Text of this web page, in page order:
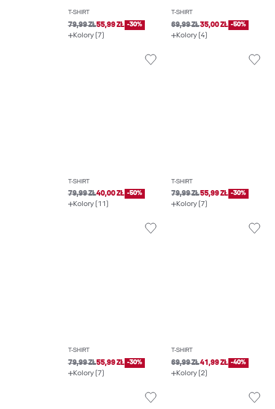
T-SHIRT
79,99 ZŁ55,99 ZŁ -30%
Kolory (7)
T-SHIRT
69,99 ZŁ35,00 ZŁ -50%
Kolory (4)
T-SHIRT
79,99 ZŁ40,00 ZŁ -50%
Kolory (11)
T-SHIRT
79,99 ZŁ55,99 ZŁ -30%
Kolory (7)
T-SHIRT
79,99 ZŁ55,99 ZŁ -30%
Kolory (7)
T-SHIRT
69,99 ZŁ41,99 ZŁ -40%
Kolory (2)